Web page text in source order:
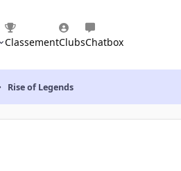
ClassementClubsChatbox
Rise of Legends